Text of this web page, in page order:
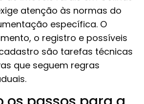
atenção às normas do
específica. O
o registro e possíveis
são tarefas técnicas
que seguem regras